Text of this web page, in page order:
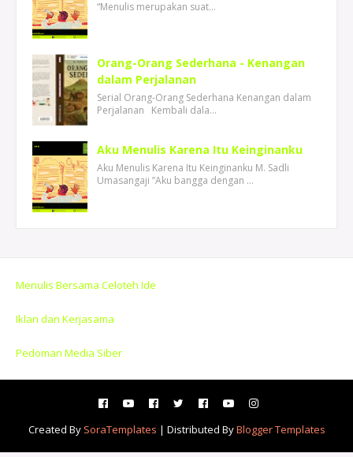
“Menulis merupakan suat…
Orang-Orang Sederhana - Kenangan
dalam Perjalanan
Serial Orang-Orang Sederhana Kenangan dalam
Perjalanan Kembali dala…
Aku Menulis Karena Itu Keinginanku
Aku Menulis Karena Itu Keinginanku M. Sadli
Umasangaji ”Aku bangga dengan …
Menulis Bersama Celoteh Ide
Iklan dan Kerjasama
Pedoman Media Siber
Created By SoraTemplates | Distributed ByBlogger Templates